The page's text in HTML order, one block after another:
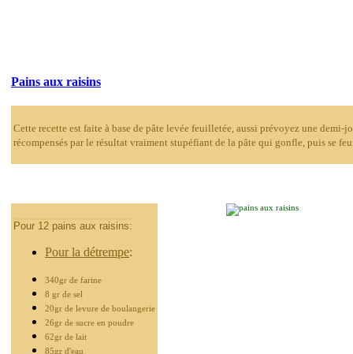
Pains aux raisins
Cette recette est faite à base de pâte levée feuilletée, aussi prévoyez une demi-
récompensés par le résultat vraiment stupéfiant de la pâte qui gonfle, puis se
Pour 12 pains aux raisins:
Pour la détrempe:
340gr de farine
8 gr de sel
20gr de levure de boulangerie
26gr de sucre en poudre
62gr de lait
85gr d'eau